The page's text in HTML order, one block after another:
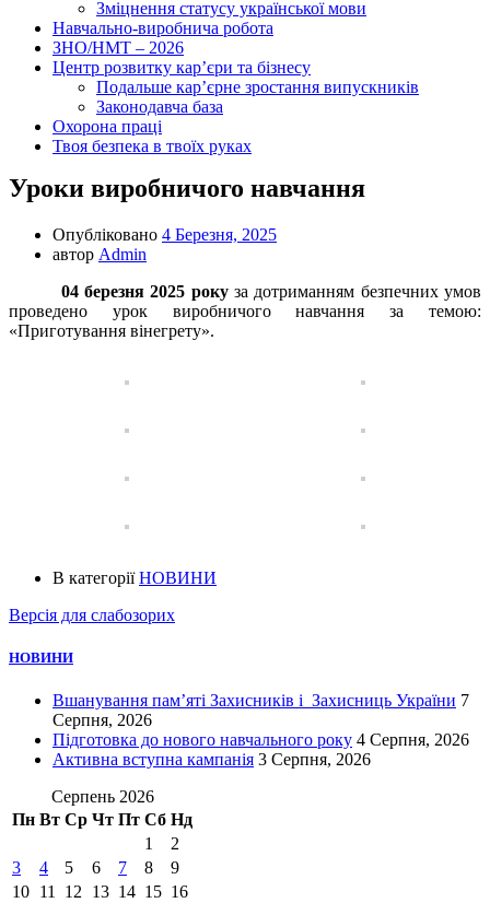
Зміцнення статусу української мови
Навчально-виробнича робота
ЗНО/НМТ – 2026
Центр розвитку кар’єри та бізнесу
Подальше кар’єрне зростання випускників
Законодавча база
Охорона праці
Твоя безпека в твоїх руках
Уроки виробничого навчання
Опубліковано 4 Березня, 2025
автор Admin
04 березня 2025 рокуза дотриманням безпечних умов
проведено урок виробничого навчання за темою:
«Приготування вінегрету».
В категоріїНОВИНИ
Версія для слабозорих
НОВИНИ
Вшанування пам’яті Захисників і Захисниць України 7
Серпня, 2026
Підготовка до нового навчального року 4 Серпня, 2026
Активна вступна кампанія 3 Серпня, 2026
Серпень 2026
Пн Вт Ср Чт Пт Сб Нд
1
2
3
4 5 6 7 8
9
10 11 12 13 14 15 16